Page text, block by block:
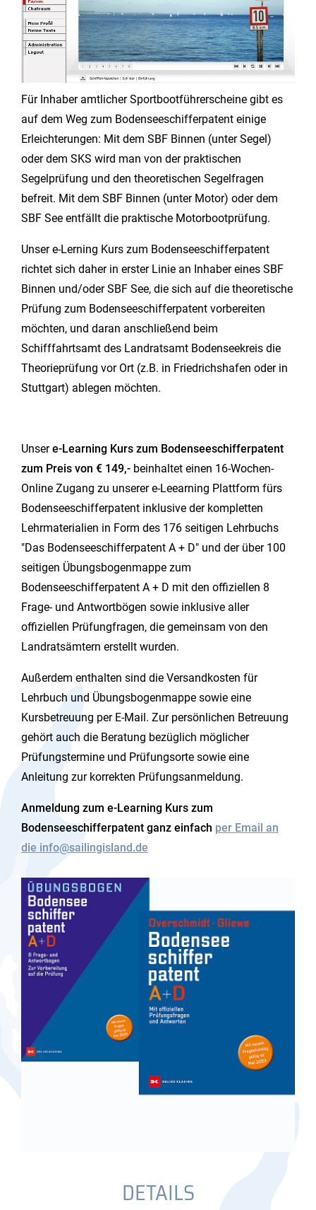
Für Inhaber amtlicher Sportbootführerscheine gibt es
auf dem Weg zum Bodenseeschifferpatent einige
Erleichterungen: Mit dem SBF Binnen (unter Segel)
oder dem SKS wird man von der praktischen
Segelprüfung und den theoretischen Segelfragen
befreit. Mit dem SBF Binnen (unter Motor) oder dem
SBF See entfällt die praktische Motorbootprüfung.
Unser e-Lerning Kurs zum Bodenseeschifferpatent
richtet sich daher in erster Linie an Inhaber eines SBF
Binnen und/oder SBF See, die sich auf die theoretische
Prüfung zum Bodenseeschifferpatent vorbereiten
möchten, und daran anschließend beim
Schifffahrtsamt des Landratsamt Bodenseekreis die
Theorieprüfung vor Ort (z.B. in Friedrichshafen oder in
Stuttgart) ablegen möchten.
Unsere-Learning Kurs zum Bodenseeschifferpatent
zum Preis von € 149,- beinhaltet einen 16-Wochen-
Online Zugang zu unserer e-Leearning Plattform fürs
Bodenseeschifferpatent inklusive der kompletten
Lehrmaterialien in Form des 176 seitigen Lehrbuchs
"Das Bodenseeschifferpatent A + D" und der über 100
seitigen Übungsbogenmappe zum
Bodenseeschifferpatent A + D mit den offiziellen 8
Frage- und Antwortbögen sowie inklusive aller
offiziellen Prüfungfragen, die gemeinsam von den
Landratsämtern erstellt wurden.
Außerdem enthalten sind die Versandkosten für
Lehrbuch und Übungsbogenmappe sowie eine
Kursbetreuung per E-Mail. Zur persönlichen Betreuung
gehört auch die Beratung bezüglich möglicher
Prüfungstermine und Prüfungsorte sowie eine
Anleitung zur korrekten Prüfungsanmeldung.
Anmeldung zum e-Learning Kurs zum
Bodenseeschifferpatent ganz einfach per Email an
die info@sailingisland.de
DETAILS